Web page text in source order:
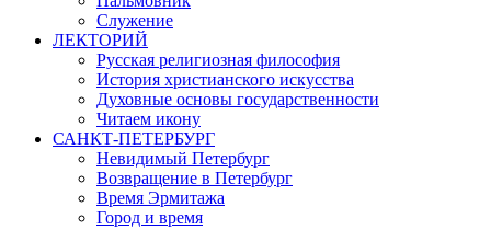
Служение
ЛЕКТОРИЙ
Русская религиозная философия
История христианского искусства
Духовные основы государственности
Читаем икону
САНКТ-ПЕТЕРБУРГ
Невидимый Петербург
Возвращение в Петербург
Время Эрмитажа
Город и время